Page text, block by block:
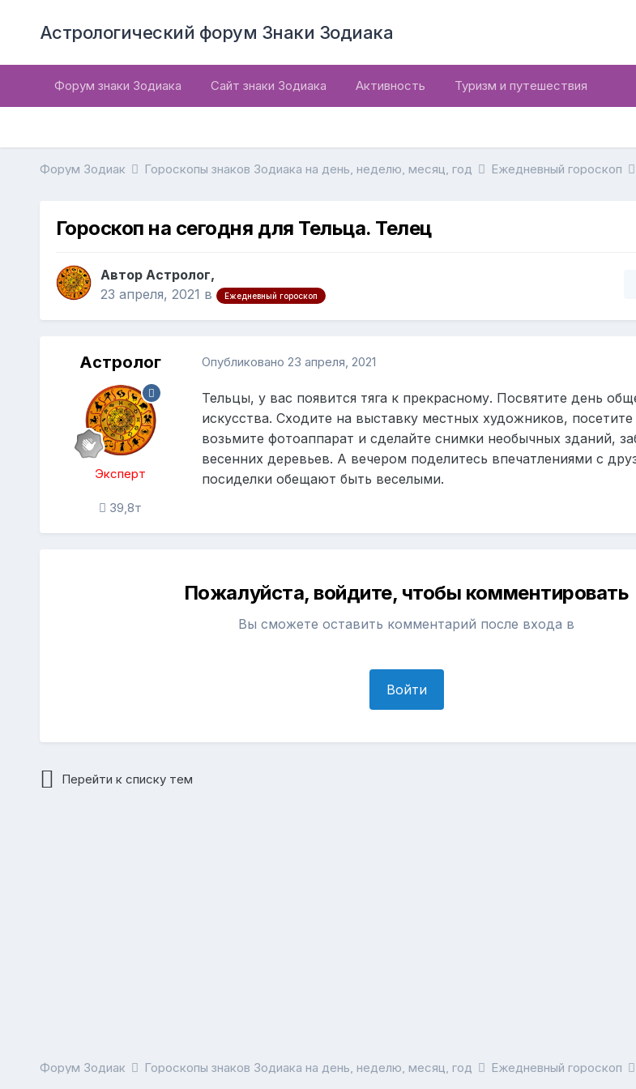
Астрологический форум Знаки Зодиака
Форум знаки Зодиака Сайт знаки Зодиака Активность Туризм и путешествия
Форум Зодиак Гороскопы знаков Зодиака на день, неделю, месяц, год Ежедневный гороскоп
Гороскоп на сегодня для Тельца. Телец
Автор Астролог,
23 апреля, 2021 в Ежедневный гороскоп
Астролог
Эксперт
39,8т
Опубликовано 23 апреля, 2021
Тельцы, у вас появится тяга к прекрасному. Посвятите день
искусства. Сходите на выставку местных художников, посетите
возьмите фотоаппарат и сделайте снимки необычных зданий,
весенних деревьев. А вечером поделитесь впечатлениями с
посиделки обещают быть веселыми.
Пожалуйста, войдите, чтобы комментировать
Вы сможете оставить комментарий после входа в
Войти
Перейти к списку тем
Форум Зодиак Гороскопы знаков Зодиака на день, неделю, месяц, год Ежедневный гороскоп